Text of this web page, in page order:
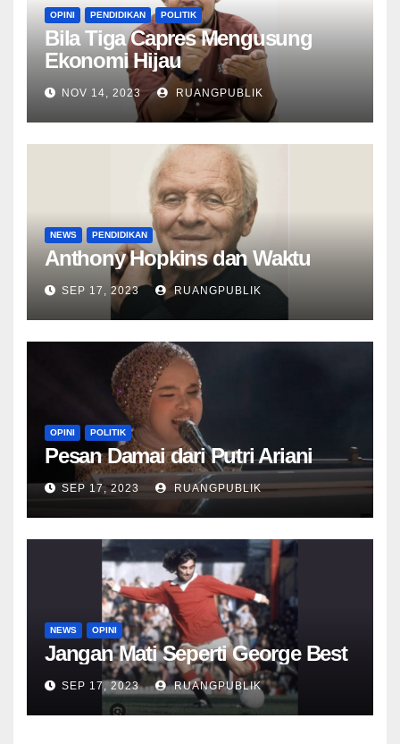
OPINI PENDIDIKAN POLITIK
Bila Tiga Capres Mengusung
Ekonomi Hijau
NOV 14, 2023 RUANGPUBLIK
NEWS PENDIDIKAN
Anthony Hopkins dan Waktu
SEP 17, 2023 RUANGPUBLIK
OPINI POLITIK
Pesan Damai dari Putri Ariani
SEP 17, 2023 RUANGPUBLIK
NEWS OPINI
Jangan Mati Seperti George Best
SEP 17, 2023 RUANGPUBLIK